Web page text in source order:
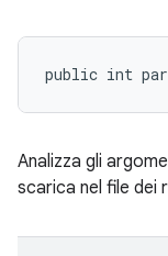
public int
Analizza gli
scarica nel file dei